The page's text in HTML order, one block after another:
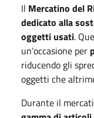
Il Mercatino del
dedicato alla
oggetti usati.
un’occasione per
riducendo gli
oggetti che
Durante il